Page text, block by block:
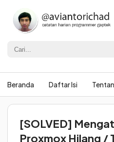
Beranda Daftar Isi
[SOLVED]
Proxmox Hilang /